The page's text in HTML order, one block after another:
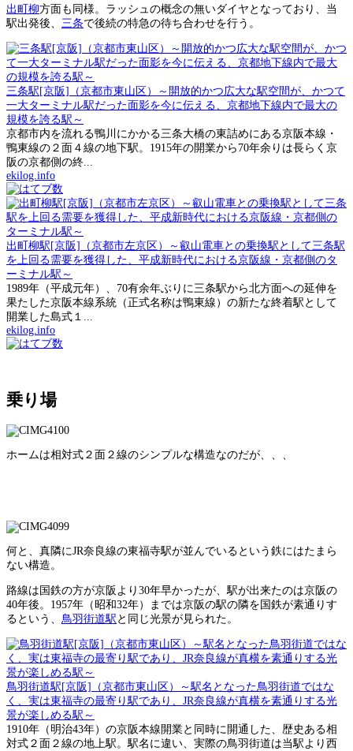
出町柳方面も同様。ラッシュの概念の無いダイヤとなっており、当
駅出発後、 三条で後続の特急の待ち合わせを行う。
三条駅[京阪]（京都市東山区）～開放的かつ広大な駅空間が、かつて
一大ターミナル駅だった面影を今に伝える、京都地下線内で最大の
規模を誇る駅～
京都市内を流れる鴨川にかかる三条大橋の東詰めにある京阪本線・
鴨東線の２面４線の地下駅。1915年の開業から70年余りは長らく京
阪の京都側の終...
ekilog.info
出町柳駅[京阪]（京都市左京区）～叡山電車との乗換駅として三条駅
を上回る需要を獲得した、平成新時代における京阪線・京都側のタ
ーミナル駅～
1989年（平成元年）、70有余年ぶりに三条駅から北方面への延伸を
果たした京阪本線系統（正式名称は鴨東線）の新たな終着駅として
開業した島式１...
ekilog.info
乗り場
ホームは相対式２面２線のシンプルな構造なのだが、、、
何と、真隣にJR奈良線の東福寺駅が並んでいるという鉄にはたまら
ない構造。
路線は国鉄の方が京阪より30年早かったが、駅が出来たのは京阪の
40年後。1957年（昭和32年）までは京阪の駅の隣を国鉄が素通りす
るという、 鳥羽街道駅 と同じ光景が見られた。
鳥羽街道駅[京阪]（京都市東山区）～駅名となった鳥羽街道ではな
く、実は東福寺の最寄り駅であり、JR奈良線が真横を素通りする光
景が楽しめる駅～
1910年（明治43年）の京阪本線開業と同時に開通した、歴史ある相
対式２面２線の地上駅。駅名に違い、実際の鳥羽街道は当駅より西